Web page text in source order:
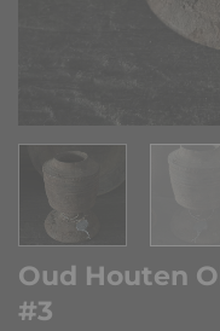
Oud Houten
#3